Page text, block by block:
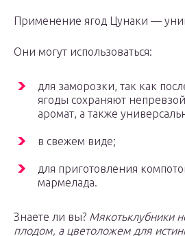
Применение ягод Цунаки —
Они могут использоваться:
для заморозки, так как
ягоды сохраняют
аромат, а также
в свежем виде;
для приготовления
мармелада.
Знаете ли вы? Мякотьклубники
плодом, а цветоложем для